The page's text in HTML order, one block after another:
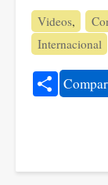
Videos
Internacional